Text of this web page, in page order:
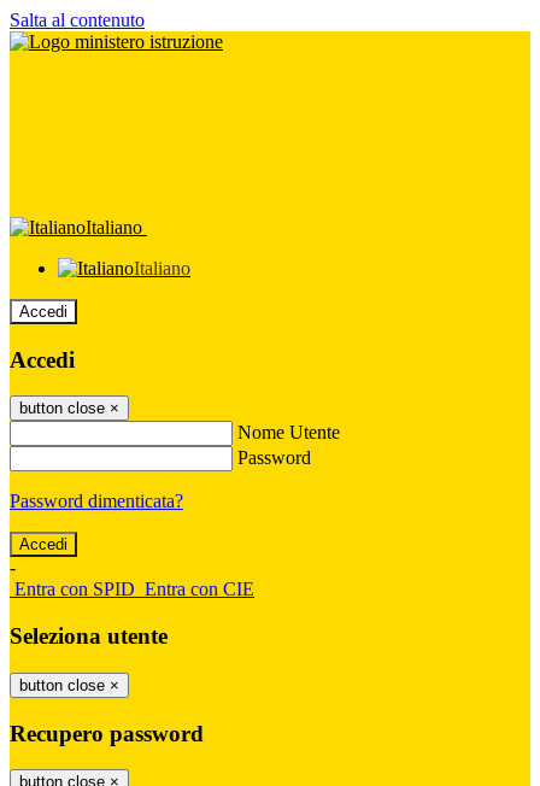
Salta al contenuto
Italiano
Italiano
Accedi
Accedi
button close ×
Nome Utente
Password
Password dimenticata?
-
Entra con SPID Entra con CIE
Seleziona utente
button close ×
Recupero password
button close ×